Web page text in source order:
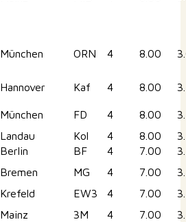
München ORN 4 8.00
Hannover Kaf 4 8.00
München FD 4 8.00
Landau Kol 4 8.00
Berlin BF 4 7.00
Bremen MG 4 7.00
Krefeld EW3 4 7.00
Mainz 3M 4 7.00